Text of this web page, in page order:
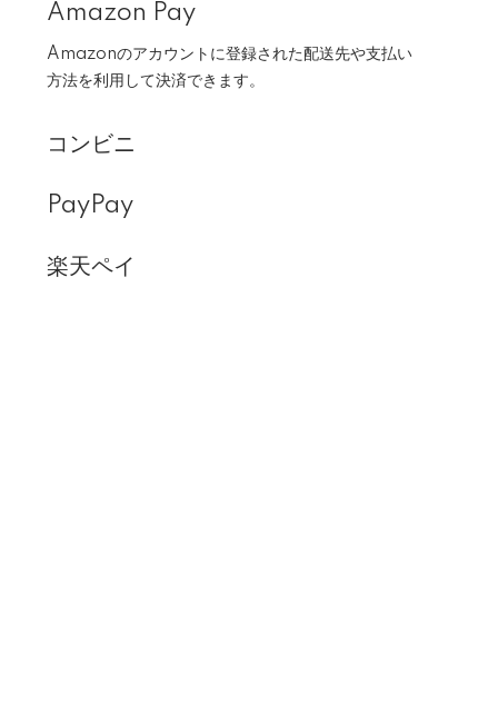
Amazon Pay
Amazonのアカウントに登録された配送先や支払い
方法を利用して決済できます。
コンビニ
PayPay
楽天ペイ